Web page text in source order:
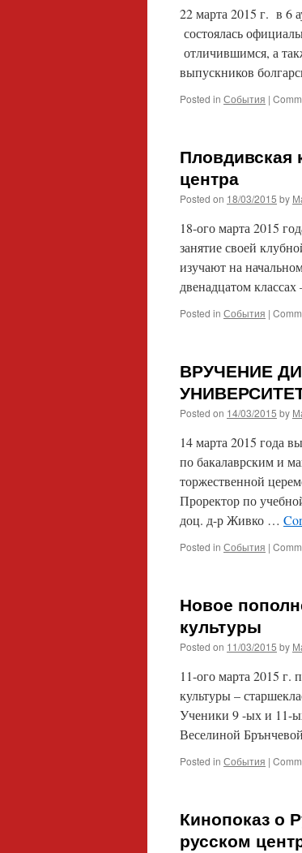
22 марта 2015 г. в 6
состоялась
отличившимся, а
выпускников
Posted in События |
Пловдивская
центра
Posted on 18/03/2015 by
18-ого марта 2015
занятие своей
изучают на
двенадцатом
Posted in События |
ВРУЧЕНИЕ
Posted on 14/03/2015 by
14 марта 2015 года
по бакалаврским и
торжественной
Проректор по
доц. д-р Живко …
Posted in События |
Новое
культуры
Posted on 11/03/2015 by
11-ого марта 2015 г.
культуры –
Ученики 9 -ых и 11-
Веселиной
Posted in События |
Кинопоказ о
русском